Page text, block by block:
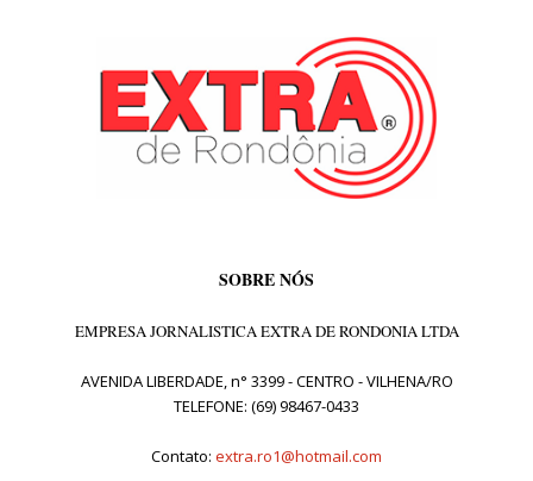
SOBRE NÓS
EMPRESA JORNALISTICA EXTRA DE RONDONIA LTDA
AVENIDA LIBERDADE, n° 3399 - CENTRO - VILHENA/RO
TELEFONE: (69) 98467-0433
Contato: extra.ro1@hotmail.com